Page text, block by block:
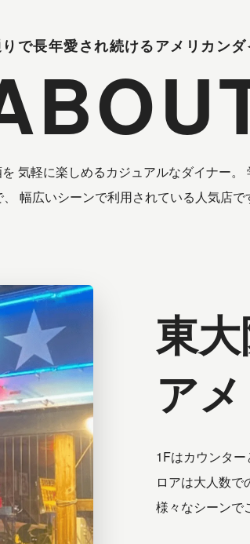
で長年愛され続けるアメリカンダ
気軽に楽しめるカジュアルなダイナー
、 幅広いシーンで利用されている人気店で
東
ア
1Fはカウンタ
ロアは大人数
様々なシーンで